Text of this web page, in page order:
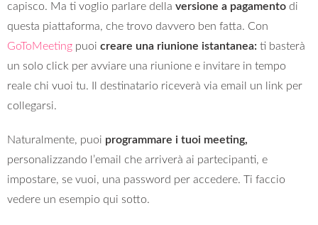
capisco. Ma ti voglio parlare della versione a pagamento di
questa piattaforma, che trovo davvero ben fatta. Con
GoToMeeting puoi creare una riunione istantanea: ti basterà
un solo click per avviare una riunione e invitare in tempo
reale chi vuoi tu. Il destinatario riceverà via email un link per
collegarsi.
Naturalmente, puoi programmare i tuoi meeting,
personalizzando l’email che arriverà ai partecipanti, e
impostare, se vuoi, una password per accedere. Ti faccio
vedere un esempio qui sotto.